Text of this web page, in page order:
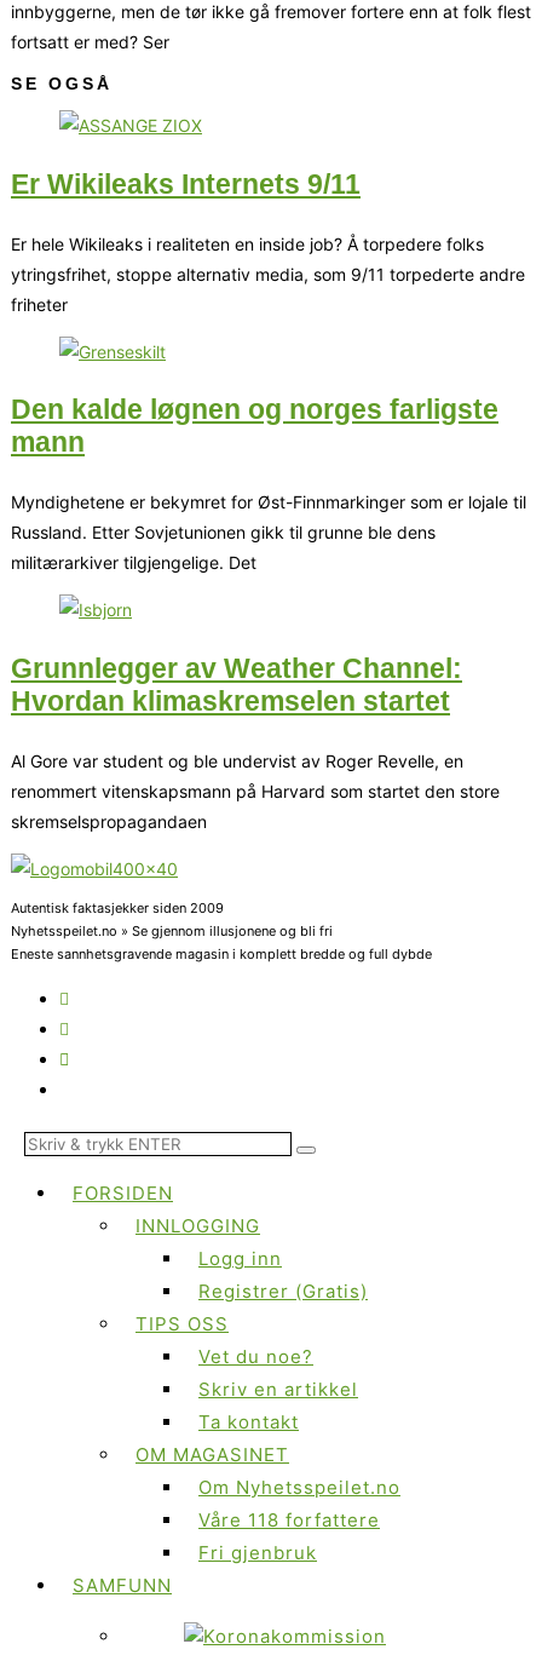
innbyggerne, men de tør ikke gå fremover fortere enn at folk flest
fortsatt er med? Ser
SE OGSÅ
Er Wikileaks Internets 9/11
Er hele Wikileaks i realiteten en inside job? Å torpedere folks
ytringsfrihet, stoppe alternativ media, som 9/11 torpederte andre
friheter
Den kalde løgnen og norges farligste
mann
Myndighetene er bekymret for Øst-Finnmarkinger som er lojale til
Russland. Etter Sovjetunionen gikk til grunne ble dens
militærarkiver tilgjengelige. Det
Grunnlegger av Weather Channel:
Hvordan klimaskremselen startet
Al Gore var student og ble undervist av Roger Revelle, en
renommert vitenskapsmann på Harvard som startet den store
skremselspropagandaen
Autentisk faktasjekker siden 2009
Nyhetsspeilet.no » Se gjennom illusjonene og bli fri
Eneste sannhetsgravende magasin i komplett bredde og full dybde
FORSIDEN
INNLOGGING
Logg inn
Registrer (Gratis)
TIPS OSS
Vet du noe?
Skriv en artikkel
Ta kontakt
OM MAGASINET
Om Nyhetsspeilet.no
Våre 118 forfattere
Fri gjenbruk
SAMFUNN